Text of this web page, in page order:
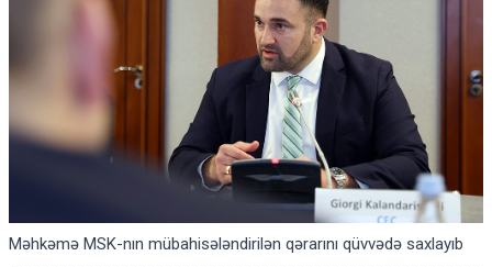
Məhkəmə MSK-nın mübahisələndirilən qərarını qüvvədə saxlayıb